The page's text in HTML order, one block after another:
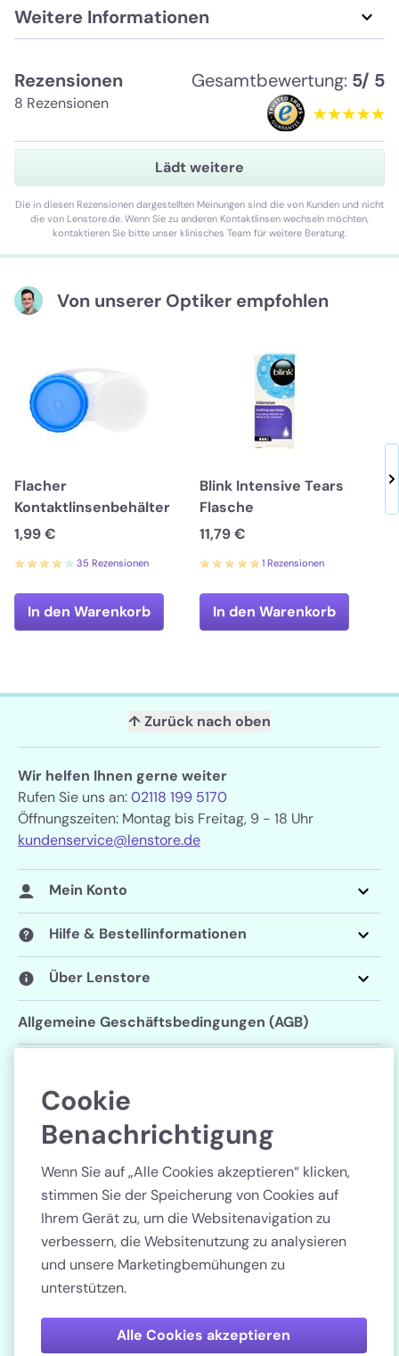
Weitere Informationen
Rezensionen
8 Rezensionen
Gesamtbewertung: 5/ 5
Lädt weitere
Die in diesen Rezensionen dargestellten Meinungen sind die von Kunden und nicht
die von Lenstore.de. Wenn Sie zu anderen Kontaktlinsen wechseln möchten,
kontaktieren Sie bitte unser klinisches Team für weitere Beratung.
Von unserer Optiker empfohlen
Flacher
Kontaktlinsenbehälter
1,99 €
35 Rezensionen
In den Warenkorb
Blink Intensive Tears
Flasche
11,79 €
1 Rezensionen
In den Warenkorb
↑ Zurück nach oben
Wir helfen Ihnen gerne weiter
Rufen Sie uns an:02118 199 5170
Öffnungszeiten: Montag bis Freitag, 9 - 18 Uhr
kundenservice@lenstore.de
Mein Konto
Hilfe & Bestellinformationen
Über Lenstore
Allgemeine Geschäftsbedingungen (AGB)
Cookie-Einstellungen
Land
Bezahlen Sie sicher
Cookie
Benachrichtigung
Wenn Sie auf „Alle Cookies akzeptieren“ klicken,
stimmen Sie der Speicherung von Cookies auf
Ihrem Gerät zu, um die Websitenavigation zu
verbessern, die Websitenutzung zu analysieren
und unsere Marketingbemühungen zu
unterstützen.
Alle Cookies akzeptieren